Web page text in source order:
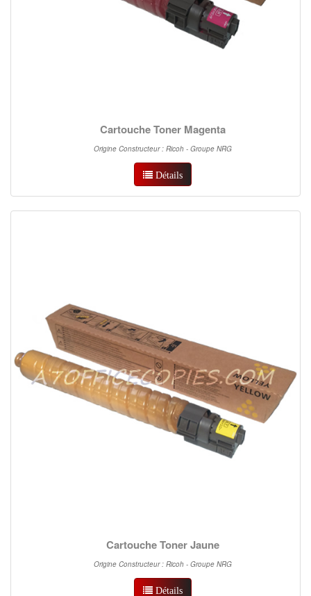
Cartouche Toner Magenta
Origine Constructeur : Ricoh - Groupe NRG
Détails
Cartouche Toner Jaune
Origine Constructeur : Ricoh - Groupe NRG
Détails